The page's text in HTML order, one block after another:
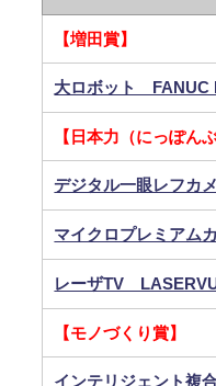
【増田賞】
大ロボット FANUC
【日本力（にっぽん
デジタル一眼レフカ
マイクロプレミア
レーザTV
【モノづくり賞】
インテリジェント複